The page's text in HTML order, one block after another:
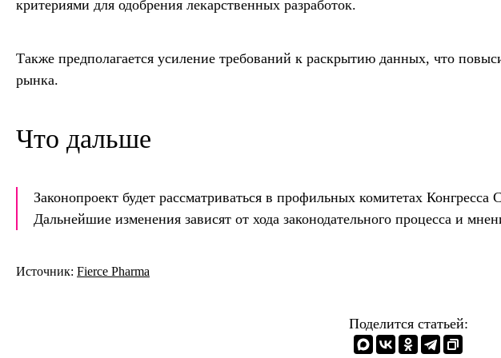
критериями для одобрения лекарственных разработок.
Также предполагается усиление требований к раскрытию данных, что
рынка.
Что дальше
Законопроект будет рассматриваться в профильных комитетах
Дальнейшие изменения зависят от хода законодательного процесса и
Источник: Fierce Pharma
Поделится статьей: